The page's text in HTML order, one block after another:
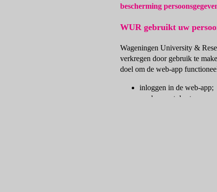
bescherming
WUR gebruikt uw
Wageningen University &
verkregen door gebruik te
doel om de web-app
inloggen in de web-app;
werken met de stappen